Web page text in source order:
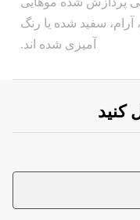
سفید شده یا رنگ
آمیزی شده اند.
کنید